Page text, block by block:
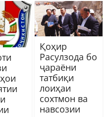
Қоҳир
Расулзода бо
ҷараёни
татбиқи
лоиҳаи
сохтмон ва
навсозии